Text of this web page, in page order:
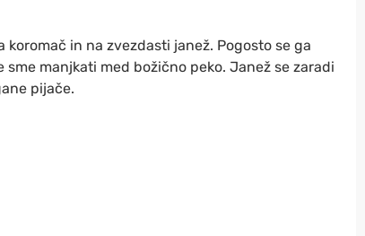
in na zvezdasti janež. Pogosto se ga
manjkati med božično peko. Janež se zaradi
pijače.